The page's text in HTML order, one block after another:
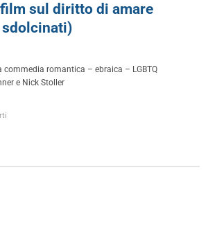
film sul diritto di amare
sdolcinati)
commedia romantica – ebraica – LGBTQ
e Nick Stoller